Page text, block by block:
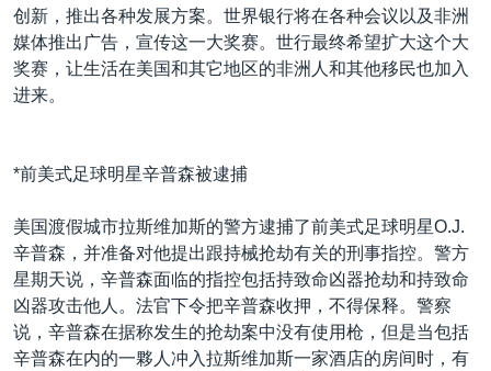
创新，推出各种发展方案。世界银行将在各种会议以及非洲
媒体推出广告，宣传这一大奖赛。世行最终希望扩大这个大
奖赛，让生活在美国和其它地区的非洲人和其他移民也加入
进来。
*前美式足球明星辛普森被逮捕
美国渡假城市拉斯维加斯的警方逮捕了前美式足球明星O.J.
辛普森，并准备对他提出跟持械抢劫有关的刑事指控。警方
星期天说，辛普森面临的指控包括持致命凶器抢劫和持致命
凶器攻击他人。法官下令把辛普森收押，不得保释。警察
说，辛普森在据称发生的抢劫案中没有使用枪，但是当包括
辛普森在内的一夥人冲入拉斯维加斯一家酒店的房间时，有